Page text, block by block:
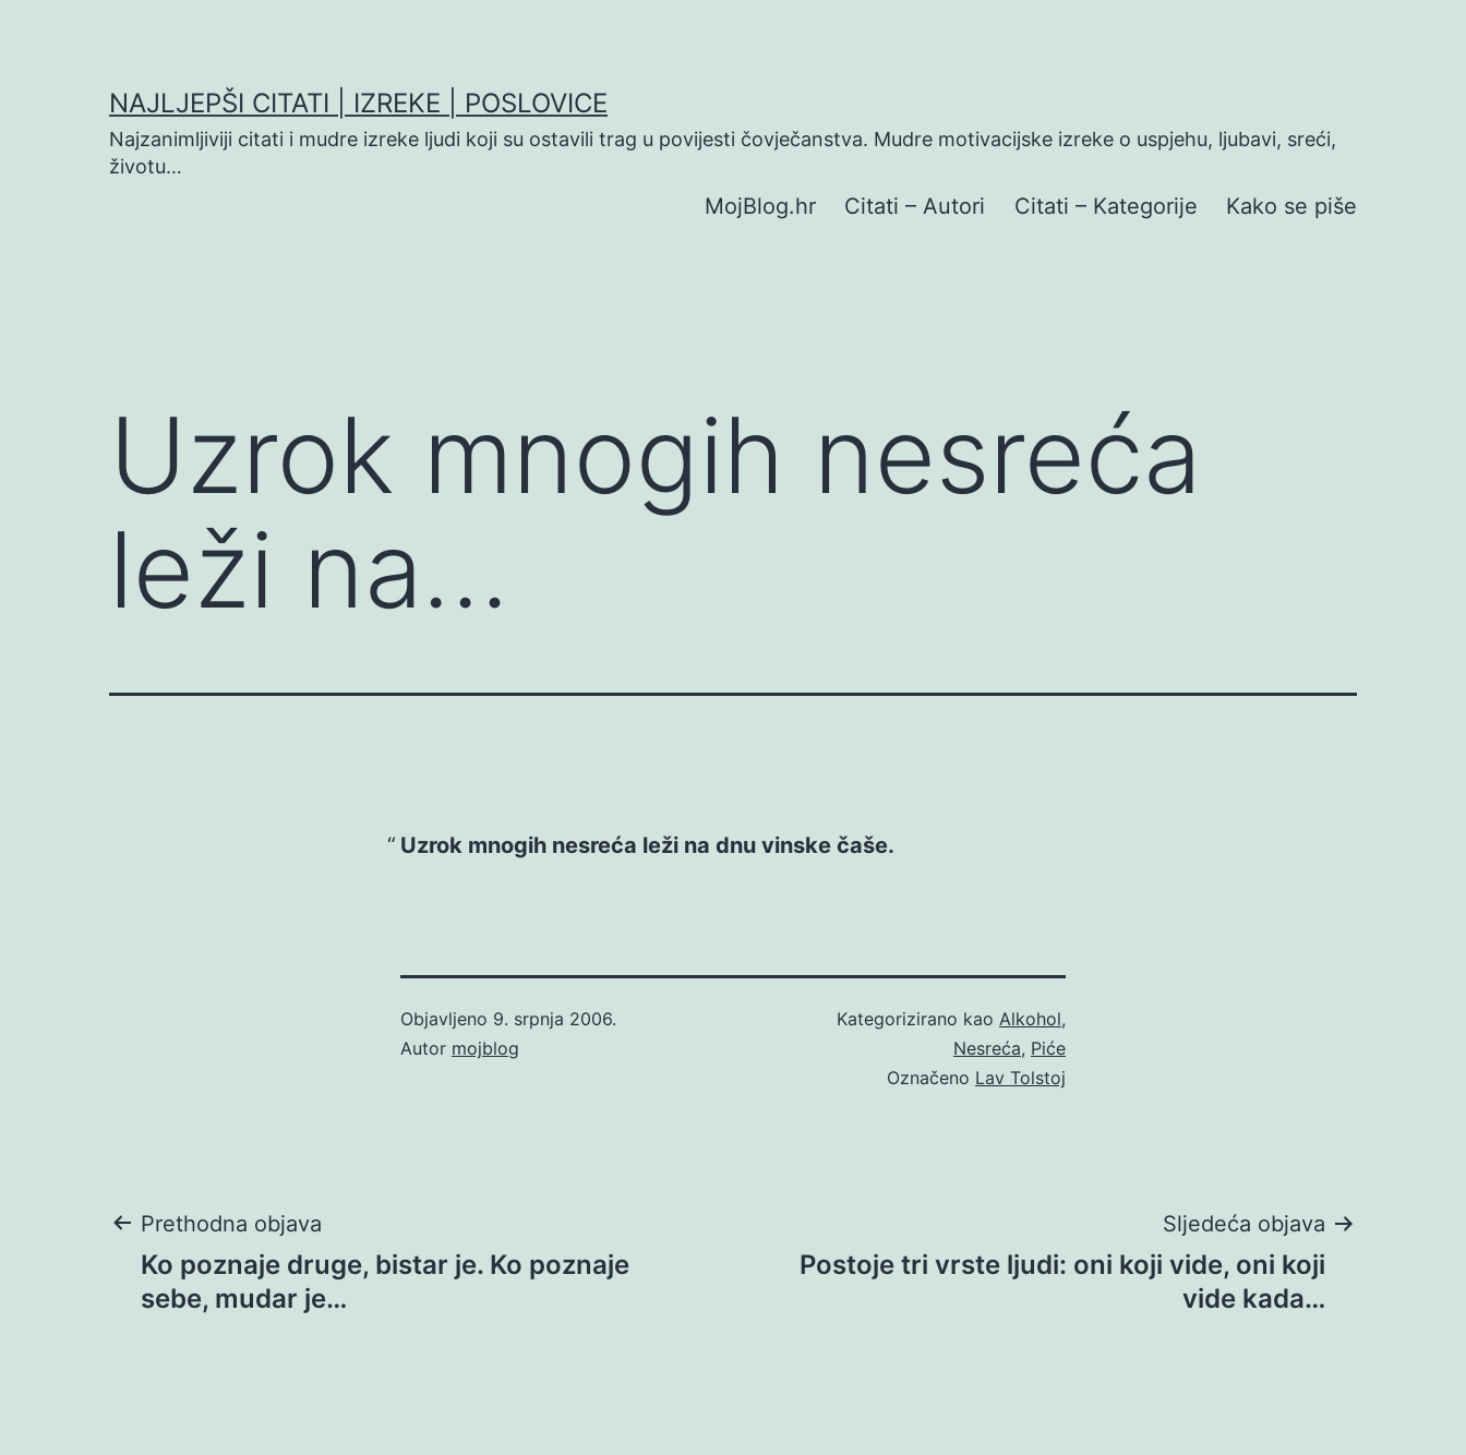
NAJLJEPŠI CITATI | IZREKE | POSLOVICE
Najzanimljiviji citati i mudre izreke ljudi koji su ostavili trag u povijesti čovječanstva. Mudre motivacijske izreke o uspjehu, ljubavi, sreći,
životu…
MojBlog.hr Citati – Autori Citati – Kategorije Kako se piše
Uzrok mnogih nesreća
leži na…
Uzrok mnogih nesreća leži na dnu vinske čaše.
Objavljeno 9. srpnja 2006.
Autor mojblog
Kategorizirano kao Alkohol,
Nesreća, Piće
Označeno Lav Tolstoj
Navigacija
objava
Prethodna objava
Ko poznaje druge, bistar je. Ko poznaje
sebe, mudar je…
Sljedeća objava
Postoje tri vrste ljudi: oni koji vide, oni koji
vide kada…